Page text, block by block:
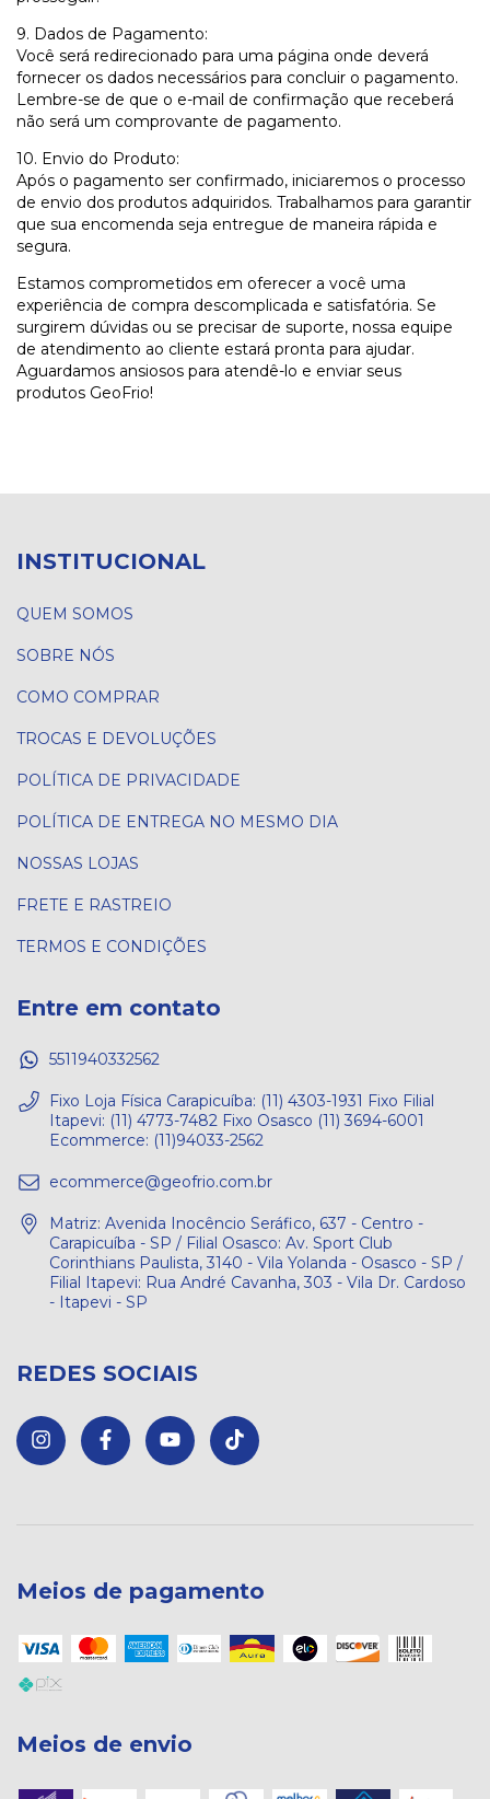
9. Dados de Pagamento:
Você será redirecionado para uma página onde deverá
fornecer os dados necessários para concluir o pagamento.
Lembre-se de que o e-mail de confirmação que receberá
não será um comprovante de pagamento.
10. Envio do Produto:
Após o pagamento ser confirmado, iniciaremos o processo
de envio dos produtos adquiridos. Trabalhamos para garantir
que sua encomenda seja entregue de maneira rápida e
segura.
Estamos comprometidos em oferecer a você uma
experiência de compra descomplicada e satisfatória. Se
surgirem dúvidas ou se precisar de suporte, nossa equipe
de atendimento ao cliente estará pronta para ajudar.
Aguardamos ansiosos para atendê-lo e enviar seus
produtos GeoFrio!
INSTITUCIONAL
QUEM SOMOS
SOBRE NÓS
COMO COMPRAR
TROCAS E DEVOLUÇÕES
POLÍTICA DE PRIVACIDADE
POLÍTICA DE ENTREGA NO MESMO DIA
NOSSAS LOJAS
FRETE E RASTREIO
TERMOS E CONDIÇÕES
Entre em contato
5511940332562
Fixo Loja Física Carapicuíba: (11) 4303-1931 Fixo Filial
Itapevi: (11) 4773-7482 Fixo Osasco (11) 3694-6001
Ecommerce: (11)94033-2562
ecommerce@geofrio.com.br
Matriz: Avenida Inocêncio Seráfico, 637 - Centro -
Carapicuíba - SP / Filial Osasco: Av. Sport Club
Corinthians Paulista, 3140 - Vila Yolanda - Osasco - SP /
Filial Itapevi: Rua André Cavanha, 303 - Vila Dr. Cardoso
- Itapevi - SP
REDES SOCIAIS
Meios de pagamento
Meios de envio